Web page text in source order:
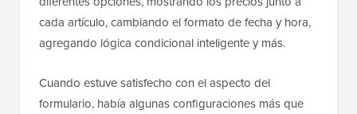
cada artículo, cambiando el formato de fecha y hora,
agregando lógica condicional inteligente y más.
Cuando estuve satisfecho con el aspecto del
formulario, había algunas configuraciones más que